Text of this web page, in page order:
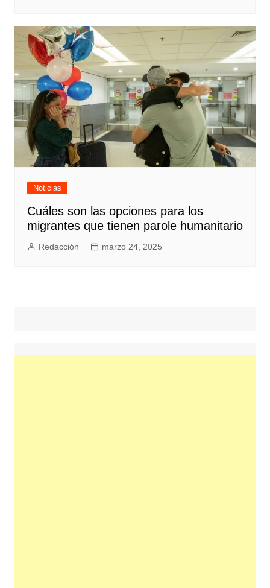
Noticias
Cuáles son las opciones para los
migrantes que tienen parole humanitario
Redacción marzo 24, 2025